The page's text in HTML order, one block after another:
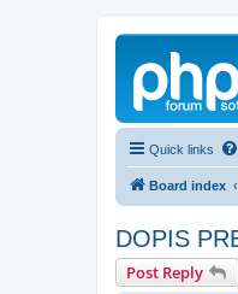
Quick links
Board index
DOPIS
Post Reply